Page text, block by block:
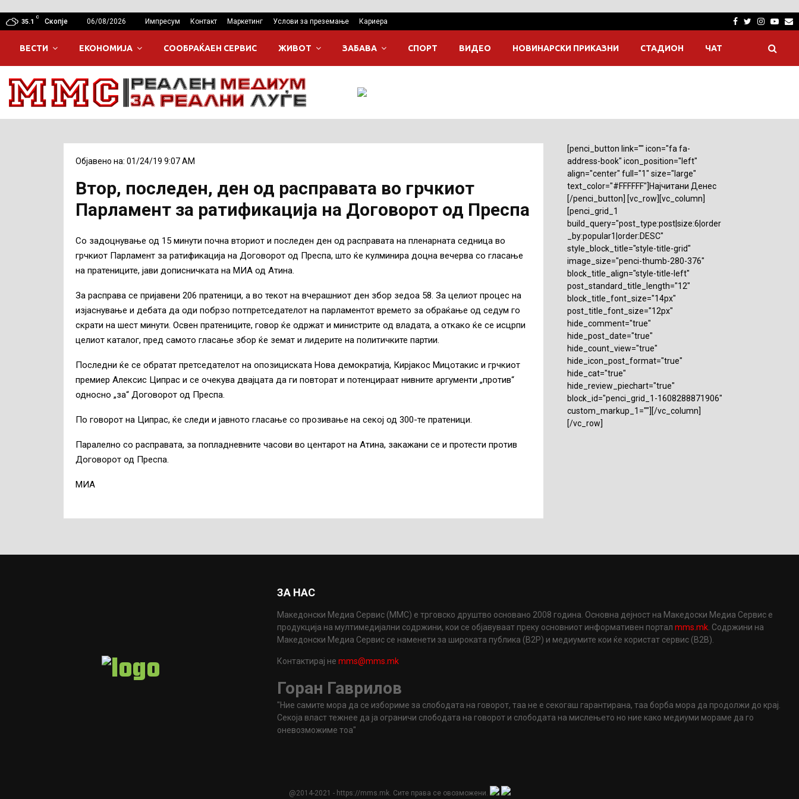
35.1
C
Скопје 06/08/2026 Импресум Контакт Маркетинг Услови за преземање Кариера Facebook
Twitter
ВЕСТИ ЕКОНОМИЈА СООБРАЌАЕН СЕРВИС ЖИВОТ ЗАБАВА СПОРТ ВИДЕО НОВИНАРСКИ ПРИКАЗНИ СТАДИОН ЧАТ
Објавено на: 01/24/19 9:07 AM
Втор, последен, ден од расправата во грчкиот
Парламент за ратификација на Договорот од Преспа
Со задоцнување од 15 минути почна вториот и последен ден од расправата на пленарната седница во
грчкиот Парламент за ратификација на Договорот од Преспа, што ќе кулминира доцна вечерва со гласање
на пратениците, јави дописничката на МИА од Атина.
За расправа се пријавени 206 пратеници, а во текот на вчерашниот ден збор зедоа 58. За целиот процес на
изјаснување и дебата да оди побрзо потпретседателот на парламентот времето за обраќање од седум го
скрати на шест минути. Освен пратениците, говор ќе одржат и министрите од владата, а откако ќе се исцрпи
целиот каталог, пред самото гласање збор ќе земат и лидерите на политичките партии.
Последни ќе се обратат претседателот на опозициската Нова демократија, Кирјакос Мицотакис и грчкиот
премиер Алексис Ципрас и се очекува двајцата да ги повторат и потенцираат нивните аргументи „против“
односно „за“ Договорот од Преспа.
По говорот на Ципрас, ќе следи и јавното гласање со прозивање на секој од 300-те пратеници.
Паралелно со расправата, за попладневните часови во центарот на Атина, закажани се и протести против
Договорот од Преспа.
МИА
[penci_button link="" icon="fa fa-
address-book" icon_position="left"
align="center" full="1" size="large"
text_color="#FFFFFF"]Најчитани Денес
[/penci_button] [vc_row][vc_column]
[penci_grid_1
build_query="post_type:post|size:6|order
_by:popular1|order:DESC"
style_block_title="style-title-grid"
image_size="penci-thumb-280-376"
block_title_align="style-title-left"
post_standard_title_length="12"
block_title_font_size="14px"
post_title_font_size="12px"
hide_comment="true"
hide_post_date="true"
hide_count_view="true"
hide_icon_post_format="true"
hide_cat="true"
hide_review_piechart="true"
block_id="penci_grid_1-1608288871906"
custom_markup_1=""][/vc_column]
[/vc_row]
ЗА НАС
Македонски Медиа Сервис (ММС) е трговско друштво основано 2008 година. Основна дејност на Македоски Медиа Сервис е
продукција на мултимедијални содржини, кои се објавуваат преку основниот информативен порталmms.mk. Содржини на
Македонски Медиа Сервис се наменети за широката публика (B2P) и медиумите кои ќе користат сервис (B2B).
Контактирај неmms@mms.mk
Горан Гаврилов
"Ние самите мора да се избориме за слободата на говорот, таа не е секогаш гарантирана, таа борба мора да продолжи до крај.
Секоја власт тежнее да ја ограничи слободата на говорот и слободата на мислењето но ние како медиуми мораме да го
оневозможиме тоа"
@2014-2021 - https://mms.mk. Сите права се овозможени.